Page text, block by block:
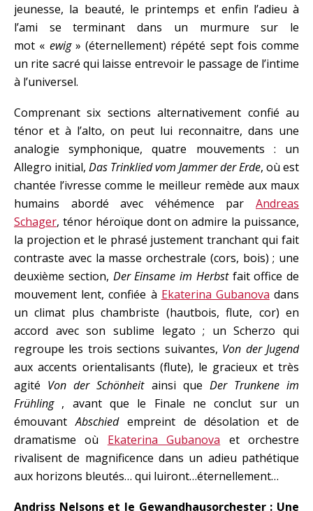
jeunesse, la beauté, le printemps et enfin l’adieu à
l’ami se terminant dans un murmure sur le
mot « ewig» (éternellement) répété sept fois comme
un rite sacré qui laisse entrevoir le passage de l’intime
à l’universel.
Comprenant six sections alternativement confié au
ténor et à l’alto, on peut lui reconnaitre, dans une
analogie symphonique, quatre mouvements : un
Allegro initial, Das Trinklied vom Jammer der Erde, où est
chantée l’ivresse comme le meilleur remède aux maux
humains abordé avec véhémence par Andreas
Schager, ténor héroïque dont on admire la puissance,
la projection et le phrasé justement tranchant qui fait
contraste avec la masse orchestrale (cors, bois) ; une
deuxième section, Der Einsame im Herbstfait office de
mouvement lent, confiée à Ekaterina Gubanova dans
un climat plus chambriste (hautbois, flute, cor) en
accord avec son sublime legato ; un Scherzo qui
regroupe les trois sections suivantes, Von der Jugend
aux accents orientalisants (flute), le gracieux et très
agité Von der Schönheitainsi que Der Trunkene im
Frühling, avant que le Finale ne conclut sur un
émouvantAbschied empreint de désolation et de
dramatisme où Ekaterina Gubanova et orchestre
rivalisent de magnificence dans un adieu pathétique
aux horizons bleutés… qui luiront…éternellement…
Andriss Nelsons et le Gewandhausorchester : Une